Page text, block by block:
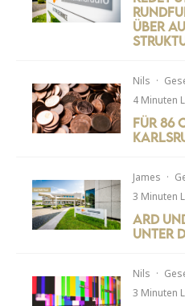
über
Nils ·
4 Minuten
Für 86
James ·
3 Minuten
ARD
unter
Nils ·
3 Minuten